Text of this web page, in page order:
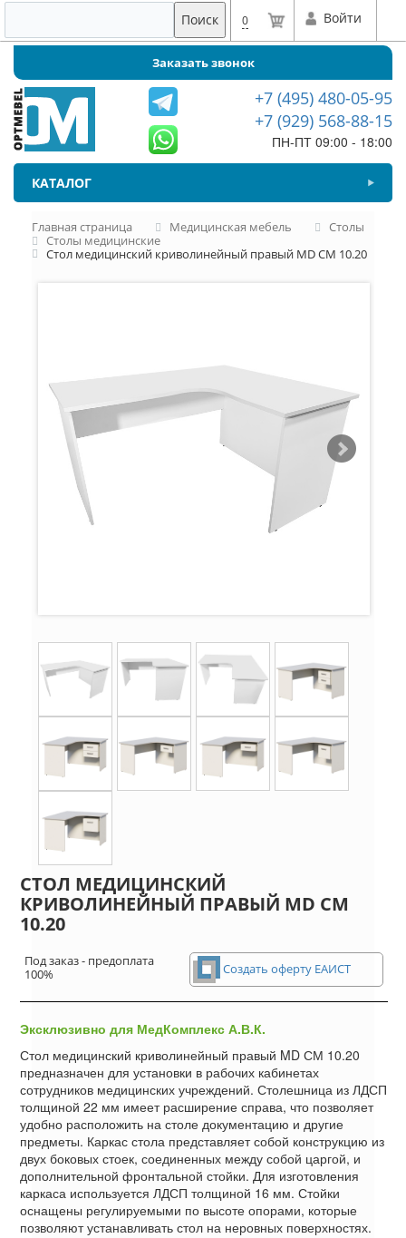
Поиск 0 Войти
Заказать звонок
+7 (495) 480-05-95
+7 (929) 568-88-15
ПН-ПТ 09:00 - 18:00
КАТАЛОГ
Главная страница Медицинская мебель
Столы
Столы медицинские
Стол медицинский криволинейный правый MD СМ 10.20
СТОЛ МЕДИЦИНСКИЙ
КРИВОЛИНЕЙНЫЙ ПРАВЫЙ MD СМ
10.20
Под заказ - предоплата
100%
Создать оферту ЕАИСТ
Эксклюзивно для МедКомплекс А.В.К.
Стол медицинский криволинейный правый MD СМ 10.20
предназначен для установки в рабочих кабинетах
сотрудников медицинских учреждений. Столешница из ЛДСП
толщиной 22 мм имеет расширение справа, что позволяет
удобно расположить на столе документацию и другие
предметы. Каркас стола представляет собой конструкцию из
двух боковых стоек, соединенных между собой царгой, и
дополнительной фронтальной стойки. Для изготовления
каркаса используется ЛДСП толщиной 16 мм. Стойки
оснащены регулируемыми по высоте опорами, которые
позволяют устанавливать стол на неровных поверхностях.